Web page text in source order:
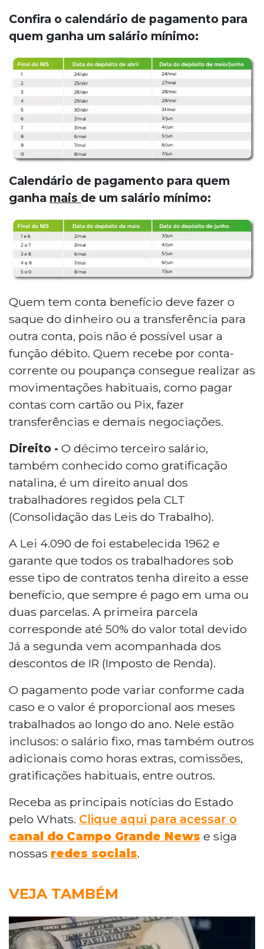
Confira o calendário de pagamento para
quem ganha um salário mínimo:
Calendário de pagamento para quem
ganha mais de um salário mínimo:
Quem tem conta benefício deve fazer o
saque do dinheiro ou a transferência para
outra conta, pois não é possível usar a
função débito. Quem recebe por conta-
corrente ou poupança consegue realizar as
movimentações habituais, como pagar
contas com cartão ou Pix, fazer
transferências e demais negociações.
Direito - O décimo terceiro salário,
também conhecido como gratificação
natalina, é um direito anual dos
trabalhadores regidos pela CLT
(Consolidação das Leis do Trabalho).
A Lei 4.090 de foi estabelecida 1962 e
garante que todos os trabalhadores sob
esse tipo de contratos tenha direito a esse
benefício, que sempre é pago em uma ou
duas parcelas. A primeira parcela
corresponde até 50% do valor total devido
Já a segunda vem acompanhada dos
descontos de IR (Imposto de Renda).
O pagamento pode variar conforme cada
caso e o valor é proporcional aos meses
trabalhados ao longo do ano. Nele estão
inclusos: o salário fixo, mas também outros
adicionais como horas extras, comissões,
gratificações habituais, entre outros.
Receba as principais notícias do Estado
pelo Whats. Clique aqui para acessar o
canal do Campo Grande News e siga
nossas redes sociais.
VEJA TAMBÉM